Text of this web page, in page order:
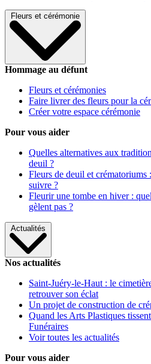
Fleurs et cérémonie
Hommage au défunt
Fleurs et cérémonies
Faire livrer des fleurs pour la
Créer votre espace cérémonie
Pour vous aider
Quelles alternatives aux
deuil ?
Fleurs de deuil et crématoriums
suivre ?
Fleurir une tombe en hiver :
gèlent pas ?
Actualités
Nos actualités
Saint-Juéry-le-Haut : le
retrouver son éclat
Un projet de construction de
Quand les Arts Plastiques
Funéraires
Voir toutes les actualités
Pour vous aider